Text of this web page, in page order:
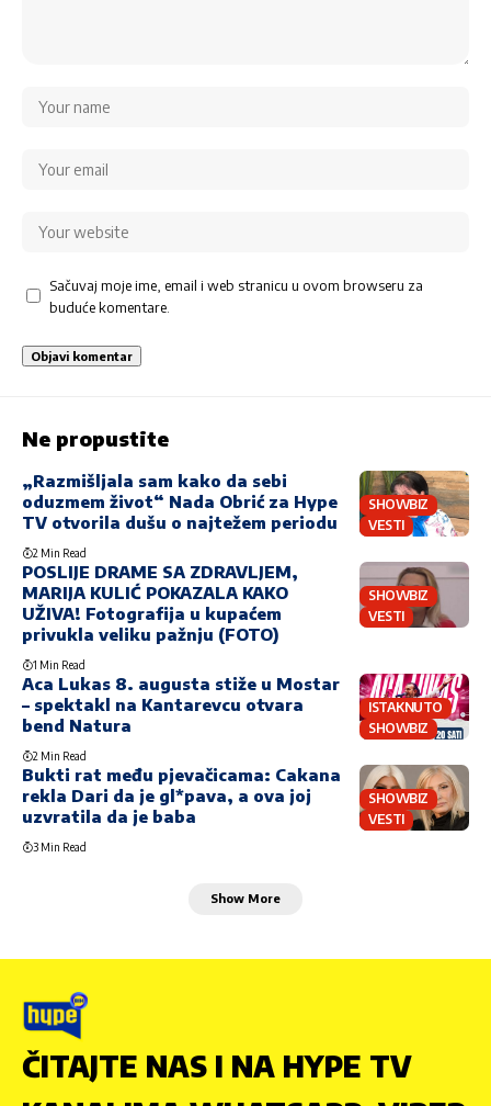
Sačuvaj moje ime, email i web stranicu u ovom browseru za
buduće komentare.
Ne propustite
SHOWBIZ
VESTI
„Razmišljala sam kako da sebi
oduzmem život“ Nada Obrić za Hype
TV otvorila dušu o najtežem periodu
2 Min Read
SHOWBIZ
VESTI
POSLIJE DRAME SA ZDRAVLJEM,
MARIJA KULIĆ POKAZALA KAKO
UŽIVA! Fotografija u kupaćem
privukla veliku pažnju (FOTO)
1 Min Read
ISTAKNUTO
SHOWBIZ
Aca Lukas 8. augusta stiže u Mostar
– spektakl na Kantarevcu otvara
bend Natura
2 Min Read
SHOWBIZ
VESTI
Bukti rat među pjevačicama: Cakana
rekla Dari da je gl*pava, a ova joj
uzvratila da je baba
3 Min Read
Show More
ČITAJTE NAS I NA HYPE TV